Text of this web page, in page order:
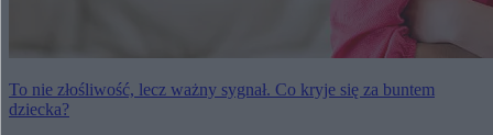
To nie złośliwość, lecz ważny sygnał. Co kryje się za buntem
dziecka?